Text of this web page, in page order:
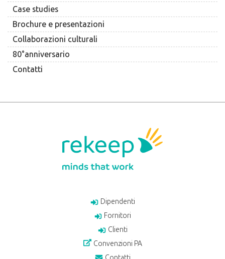
Case studies
Brochure e presentazioni
Collaborazioni culturali
80°anniversario
Contatti
Dipendenti
Fornitori
Clienti
Convenzioni PA